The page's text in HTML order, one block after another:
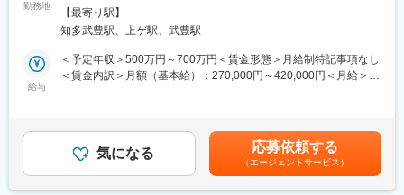
■組織構成：
■キャリアパス：
・将来は品質管理部門のマネージャー（課長クラス）として部門
全体の管理を担当いただきます。
当社化薬事業部にて、研究開発業務をお任せします。
ご経験やスキル、ご志向性に併せて下記いずれかの業務を担当い
ただきます。
【（1）防衛・宇宙分野の新規火工品および推進薬の開発業務】
・構造検討/製造検討
・火工品及び推進薬の製造工程の支援
【（2）産業用爆薬および新規火工品の開発】
勤務地
受動喫煙対策：屋内喫煙可能場所あり変更の範囲：会社の定める
事業所
【最寄り駅】
知多武豊駅、上ゲ駅、武豊駅
給与
＜予定年収＞500万円～700万円＜賃金形態＞月給制特記事項なし
＜賃金内訳＞月額（基本給）：270,000円～420,000円＜月給＞
す。賃金はあくまでも目安の金額であり、選考を通じて上下する
可能性があります。月給(月額)は固定手当を含めた表記です。
気になる 応募依頼する
（エージェントサービス）